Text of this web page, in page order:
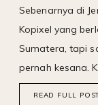
Sebenarnya di
Kopixel yang
Sumatera, tapi
pernah kesana.
READ FULL